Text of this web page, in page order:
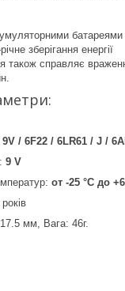
зберігання енергії
також справляє
/ 6F22 / 6LR61 / J /
9 V
от -25 °C до
мм, Вага: 46г.